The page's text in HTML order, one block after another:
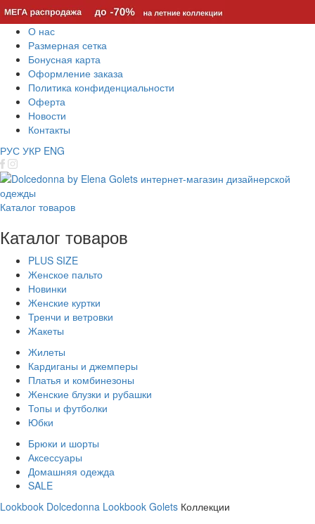
О нас
Размерная сетка
Бонусная карта
Оформление заказа
Политика конфиденциальности
Оферта
Новости
Контакты
РУС УКР ENG
Каталог товаров
Каталог товаров
PLUS SIZE
Женское пальто
Новинки
Женские куртки
Тренчи и ветровки
Жакеты
Жилеты
Кардиганы и джемперы
Платья и комбинезоны
Женские блузки и рубашки
Топы и футболки
Юбки
Брюки и шорты
Аксессуары
Домашняя одежда
SALE
Lookbook Dolcedonna Lookbook Golets Коллекции